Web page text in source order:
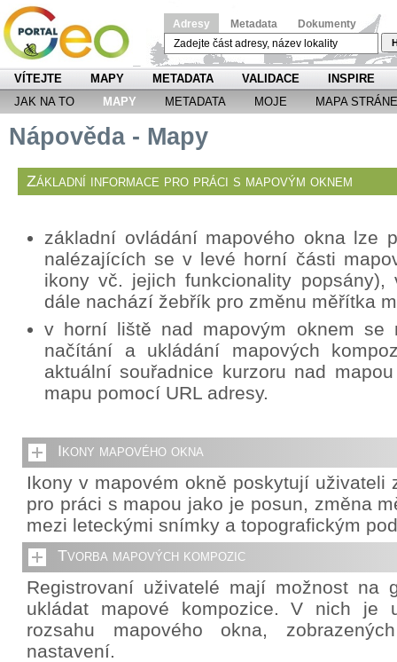
Adresy Metadata Dokumenty
VÍTEJTE MAPY METADATA VALIDACE
INSPIRE
JAK NA TO
MAPY METADATA MOJE MAPA
Nápověda - Mapy
Základní informace pro práci s mapovým oknem
základní ovládání mapového okna lze
nalézajících se v levé horní části
ikony vč. jejich funkcionality popsány),
dále nachází žebřík pro změnu měřítka
v horní liště nad mapovým oknem se
načítání a ukládání mapových
aktuální souřadnice kurzoru nad
mapu pomocí URL adresy.
Ikony mapového okna
Ikony v mapovém okně poskytují uživateli
pro práci s mapou jako je posun, změna
mezi leteckými snímky a topografickým
Tvorba mapových kompozic
Registrovaní uživatelé mají možnost na
ukládat mapové kompozice. V nich je
rozsahu mapového okna,
nastavení.